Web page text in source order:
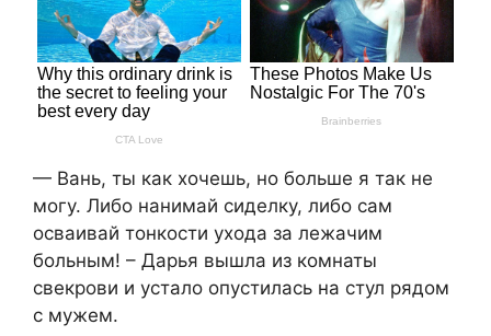
— Вань, ты как хочешь, но больше я так не
могу. Либо нанимай сиделку, либо сам
осваивай тонкости ухода за лежачим
больным! – Дарья вышла из комнаты
свекрови и устало опустилась на стул рядом
с мужем.